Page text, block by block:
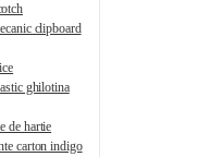
clipboard
ghilotina
de hartie
carton indigo